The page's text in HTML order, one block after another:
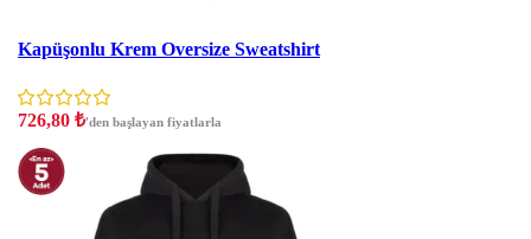
Kapüşonlu Krem Oversize Sweatshirt
726,80 ₺'den başlayan fiyatlarla